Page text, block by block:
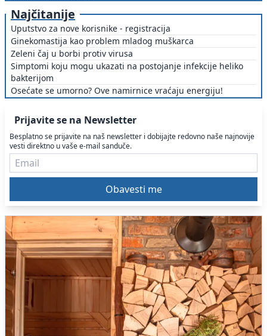
Najčitanije
Uputstvo za nove korisnike - registracija
Ginekomastija kao problem mladog muškarca
Zeleni čaj u borbi protiv virusa
Simptomi koju mogu ukazati na postojanje infekcije heliko
bakterijom
Osećate se umorno? Ove namirnice vraćaju energiju!
Prijavite se na Newsletter
Besplatno se prijavite na naš newsletter i dobijajte redovno naše najnovije
vesti direktno u vaše e-mail sanduče.